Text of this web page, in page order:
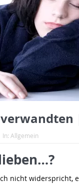
In: Allgemein
nicht widerspricht,